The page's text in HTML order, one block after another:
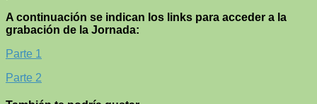
A continuación se indican los links para acceder a la
grabación de la Jornada:
Parte 1
Parte 2